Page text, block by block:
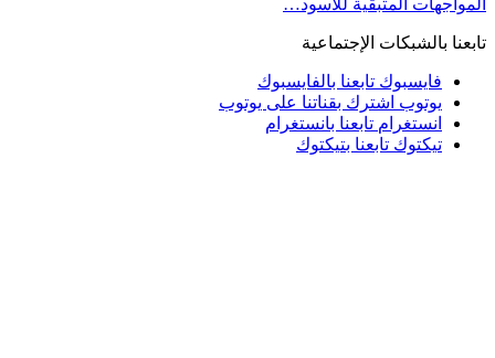
تابعنا بالشبكات الإجتماعية
فايسبوك تابعنا بالفايسبوك
يوتوب اشترك بقناتنا على يوتوب
انستغرام تابعنا بانستغرام
تيكتوك تابعنا بتيكتوك